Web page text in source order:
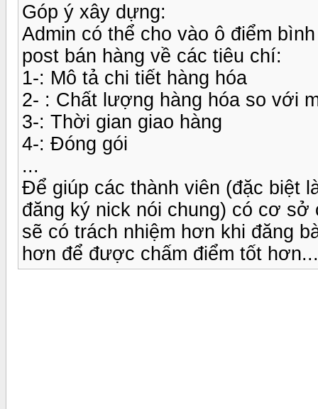
Góp ý xây dựng:
Admin có thể cho vào ô điểm
post bán hàng về các tiêu chí:
1-: Mô tả chi tiết hàng hóa
2- : Chất lượng hàng hóa so với
3-: Thời gian giao hàng
4-: Đóng gói
...
Để giúp các thành viên (đặc biệt
đăng ký nick nói chung) có cơ
sẽ có trách nhiệm hơn khi đăng
hơn để được chấm điểm tốt hơn...